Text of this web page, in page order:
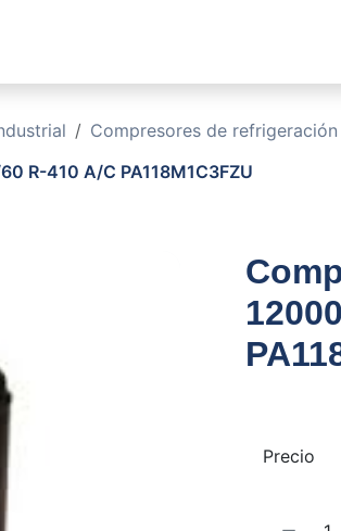
Compresores de refrigeración
R-410 A/C PA118M1C3FZU
Precio